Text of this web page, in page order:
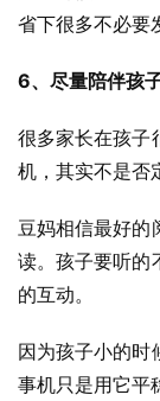
省下很多不必要
6、尽量陪伴孩
很多家长在孩子
机，其实不是否
豆妈相信最好的
读。孩子要听的
的互动。
因为孩子小的时
事机只是用它平